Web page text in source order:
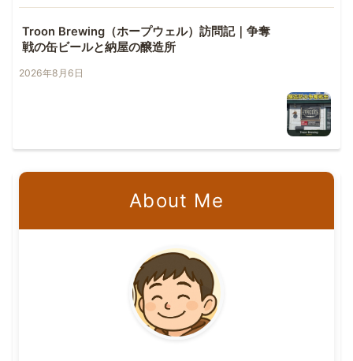
Troon Brewing（ホープウェル）訪問記｜争奪
戦の缶ビールと納屋の醸造所
2026年8月6日
About Me